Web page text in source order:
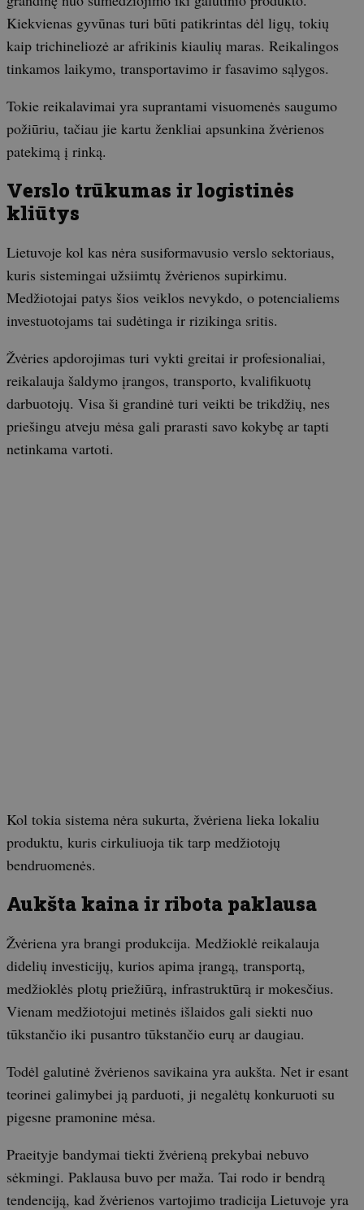
Kiekvienas gyvūnas turi būti patikrintas dėl ligų, tokių
kaip trichineliozė ar afrikinis kiaulių maras. Reikalingos
tinkamos laikymo, transportavimo ir fasavimo sąlygos.
Tokie reikalavimai yra suprantami visuomenės saugumo
požiūriu, tačiau jie kartu ženkliai apsunkina žvėrienos
patekimą į rinką.
Verslo trūkumas ir logistinės
kliūtys
Lietuvoje kol kas nėra susiformavusio verslo sektoriaus,
kuris sistemingai užsiimtų žvėrienos supirkimu.
Medžiotojai patys šios veiklos nevykdo, o potencialiems
investuotojams tai sudėtinga ir rizikinga sritis.
Žvėries apdorojimas turi vykti greitai ir profesionaliai,
reikalauja šaldymo įrangos, transporto, kvalifikuotų
darbuotojų. Visa ši grandinė turi veikti be trikdžių, nes
priešingu atveju mėsa gali prarasti savo kokybę ar tapti
netinkama vartoti.
Kol tokia sistema nėra sukurta, žvėriena lieka lokaliu
produktu, kuris cirkuliuoja tik tarp medžiotojų
bendruomenės.
Aukšta kaina ir ribota paklausa
Žvėriena yra brangi produkcija. Medžioklė reikalauja
didelių investicijų, kurios apima įrangą, transportą,
medžioklės plotų priežiūrą, infrastruktūrą ir mokesčius.
Vienam medžiotojui metinės išlaidos gali siekti nuo
tūkstančio iki pusantro tūkstančio eurų ar daugiau.
Todėl galutinė žvėrienos savikaina yra aukšta. Net ir esant
teorinei galimybei ją parduoti, ji negalėtų konkuruoti su
pigesne pramonine mėsa.
Praeityje bandymai tiekti žvėrieną prekybai nebuvo
sėkmingi. Paklausa buvo per maža. Tai rodo ir bendrą
tendenciją, kad žvėrienos vartojimo tradicija Lietuvoje yra